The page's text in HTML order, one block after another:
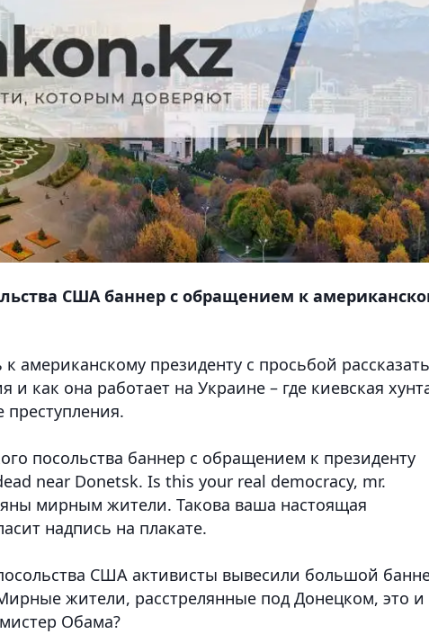
США баннер с обращением к
американскому президенту с просьбой
и как она работает на Украине – где киевская
посольства баннер с обращением к президенту
near Donetsk. Is this your real democracy, mr.
мирным жители. Такова ваша настоящая
надпись на плакате.
США активисты вывесили большой
жители, расстрелянные под Донецком, это и
Обама?